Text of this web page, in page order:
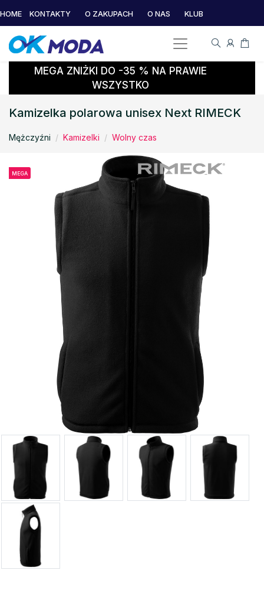
HOME KONTAKTY O ZAKUPACH O NAS KLUB
MEGA ZNIŻKI DO -35 % NA PRAWIE
WSZYSTKO
Kamizelka polarowa unisex Next RIMECK
Mężczyźni Kamizelki Wolny czas
MEGA